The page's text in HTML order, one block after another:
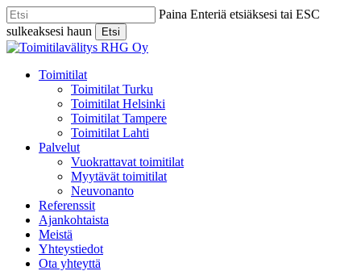
Skip
to
main
content
Paina Enteriä etsiäksesi tai ESC
sulkeaksesi haun
Etsi
Close
Menu
Toimitilat
Toimitilat Turku
Toimitilat Helsinki
Toimitilat Tampere
Toimitilat Lahti
Palvelut
Vuokrattavat toimitilat
Myytävät toimitilat
Neuvonanto
Referenssit
Ajankohtaista
Meistä
Yhteystiedot
Ota yhteyttä